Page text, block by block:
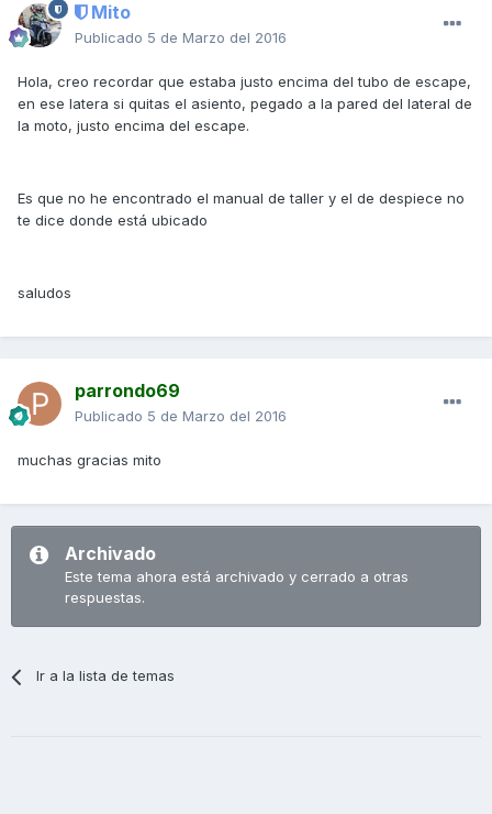
Mito
Publicado 5 de Marzo del 2016
Hola, creo recordar que estaba justo encima del tubo de escape,
en ese latera si quitas el asiento, pegado a la pared del lateral de
la moto, justo encima del escape.
Es que no he encontrado el manual de taller y el de despiece no
te dice donde está ubicado
saludos
parrondo69
Publicado 5 de Marzo del 2016
muchas gracias mito
Archivado
Este tema ahora está archivado y cerrado a otras
respuestas.
Ir a la lista de temas